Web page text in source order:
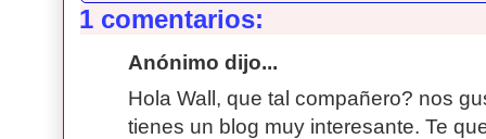
1 comentarios:
Anónimo dijo...
Hola Wall, que tal compañero? nos
tienes un blog muy interesante. Te